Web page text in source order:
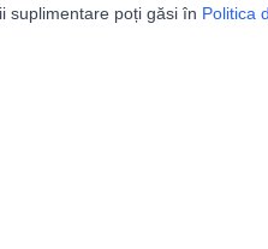
suplimentare poți găsi în Politica